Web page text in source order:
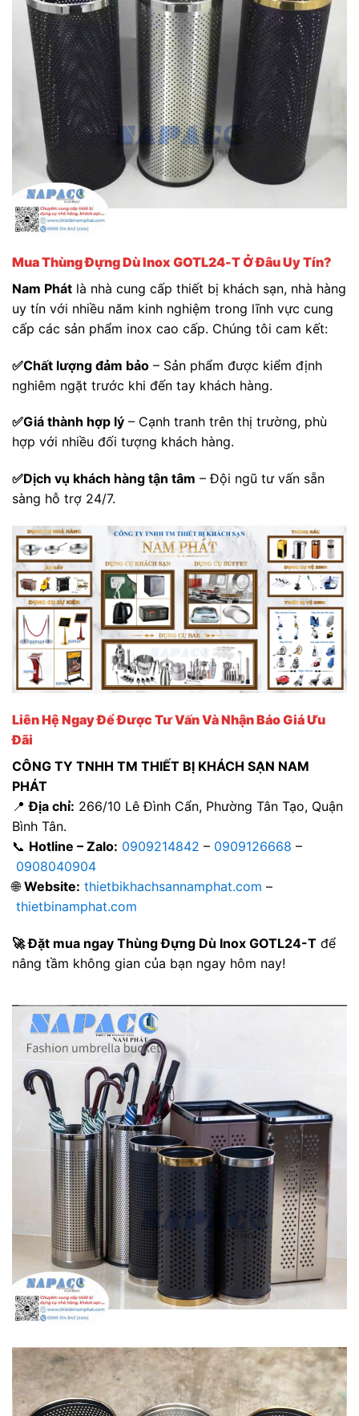
Mua Thùng Đựng Dù Inox GOTL24-T Ở Đâu Uy Tín?
Nam Phát là nhà cung cấp thiết bị khách sạn, nhà hàng
uy tín với nhiều năm kinh nghiệm trong lĩnh vực cung
cấp các sản phẩm inox cao cấp. Chúng tôi cam kết:
✅Chất lượng đảm bảo – Sản phẩm được kiểm định
nghiêm ngặt trước khi đến tay khách hàng.
✅Giá thành hợp lý – Cạnh tranh trên thị trường, phù
hợp với nhiều đối tượng khách hàng.
✅Dịch vụ khách hàng tận tâm – Đội ngũ tư vấn sẵn
sàng hỗ trợ 24/7.
Liên Hệ Ngay Để Được Tư Vấn Và Nhận Báo Giá Ưu
Đãi
CÔNG TY TNHH TM THIẾT BỊ KHÁCH SẠN NAM
PHÁT
📍Địa chỉ: 266/10 Lê Đình Cẩn, Phường Tân Tạo, Quận
Bình Tân.
📞 Hotline – Zalo: 0909214842 – 0909126668 –
0908040904
🌐Website: thietbikhachsannamphat.com –
thietbinamphat.com
🚀 Đặt mua ngay Thùng Đựng Dù Inox GOTL24-T để
nâng tầm không gian của bạn ngay hôm nay!